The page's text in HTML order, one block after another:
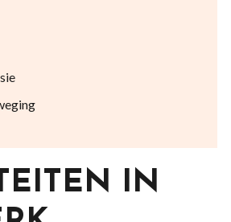
IN